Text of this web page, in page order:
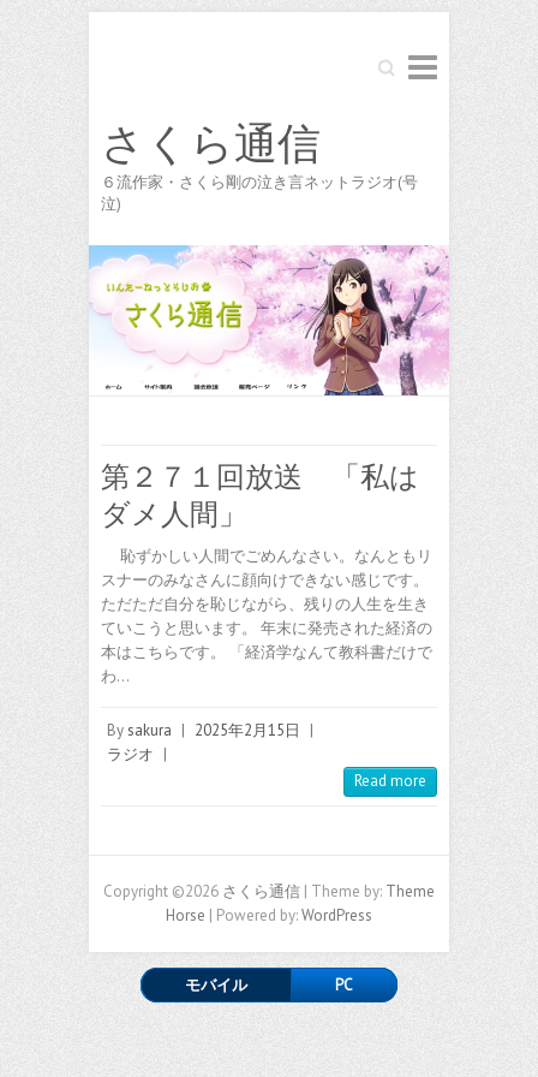
Search
さくら通信
６流作家・さくら剛の泣き言ネットラジオ(号
泣)
第２７１回放送 「私は
ダメ人間」
恥ずかしい人間でごめんなさい。なんともリ
スナーのみなさんに顔向けできない感じです。
ただただ自分を恥じながら、残りの人生を生き
ていこうと思います。 年末に発売された経済の
本はこちらです。 「経済学なんて教科書だけで
わ…
Bysakura | 2025年2月15日
|
ラジオ |
Read more
Copyright ©2026 さくら通信 | Theme by: Theme
Horse | Powered by:WordPress
モバイル PC